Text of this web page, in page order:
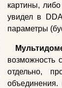
картины,
увидел в
параметры
возможность
отдельно,
объединения.